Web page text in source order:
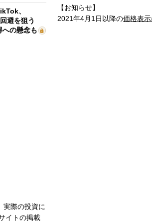
、
避を狙う
への懸念も
実際の投資に
イトの掲載
【お知らせ】
2021年4月1日以降の価格表